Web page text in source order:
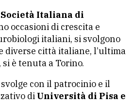
Italiana di
occasioni di crescita e
italiani, si svolgono
diverse città italiane, l’ultima
è tenuta a Torino.
con il patrocinio e il
di Università di Pisa e